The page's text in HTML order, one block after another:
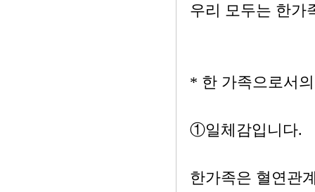
우리 모두는 한가
* 한 가족으로서
①일체감입니다.
한가족은 혈연관